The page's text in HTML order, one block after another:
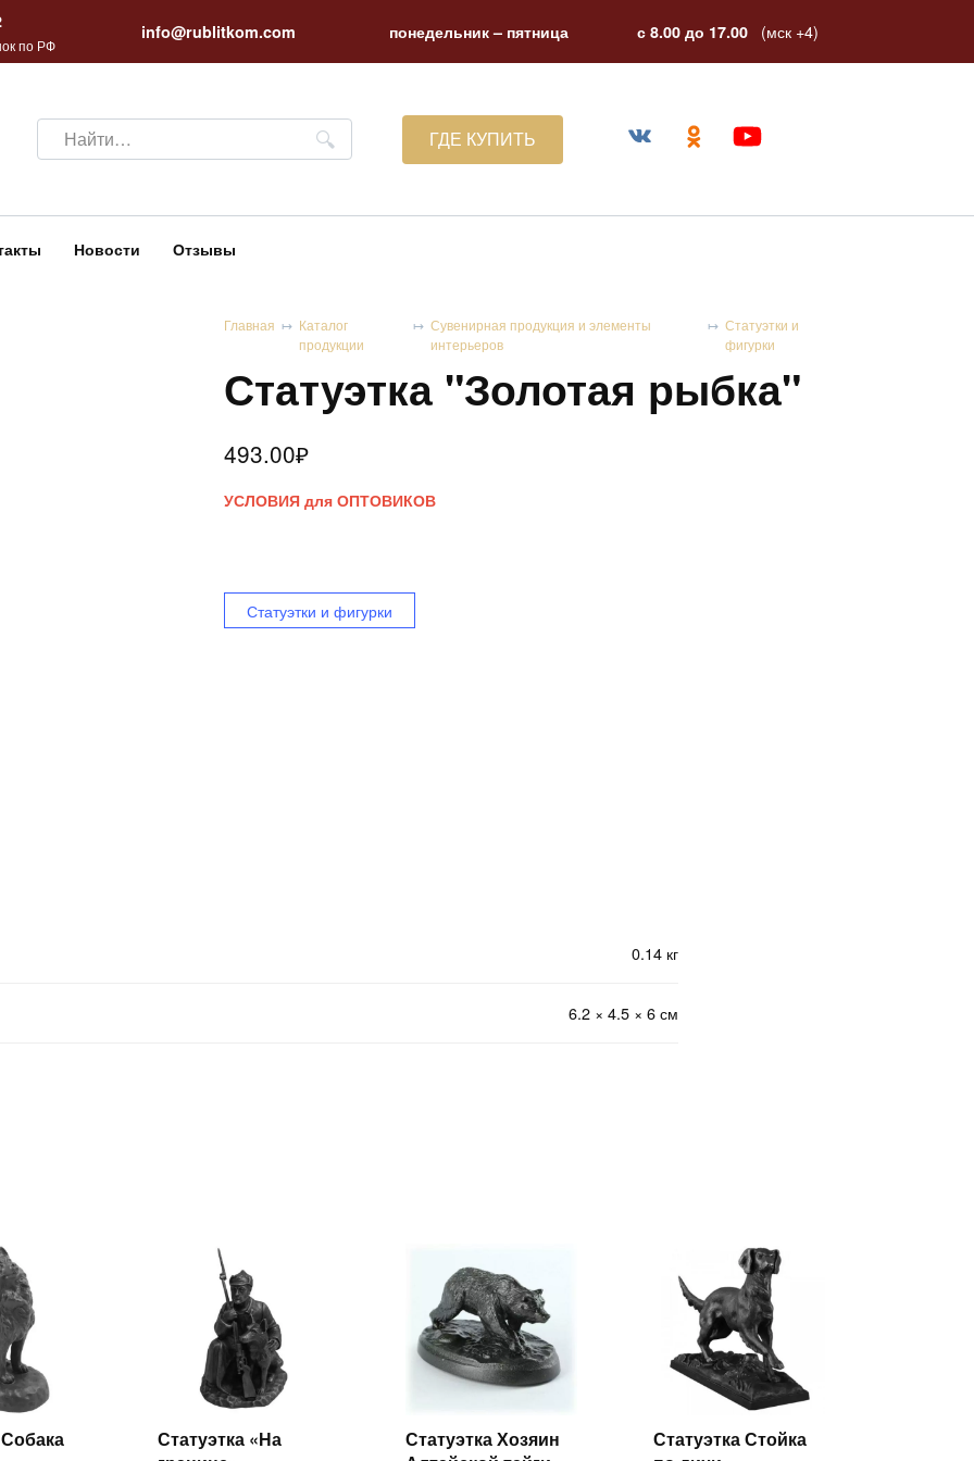
по РФ
info@rublitkom.com понедельник – пятница с 8.00 до 17.00 (мск +4)
Search
for:
ГДЕ КУПИТЬ
Новости Отзывы
Главная
Каталог
продукции
Сувенирная продукция и элементы
интерьеров
Статуэтки и
фигурки
Статуэтка "Золотая рыбка"
493.00₽
УСЛОВИЯ для ОПТОВИКОВ
Статуэтки и фигурки
0.14 кг
6.2 × 4.5 × 6 см
Статуэтка «На
Статуэтка Хозяин
Статуэтка Стойка